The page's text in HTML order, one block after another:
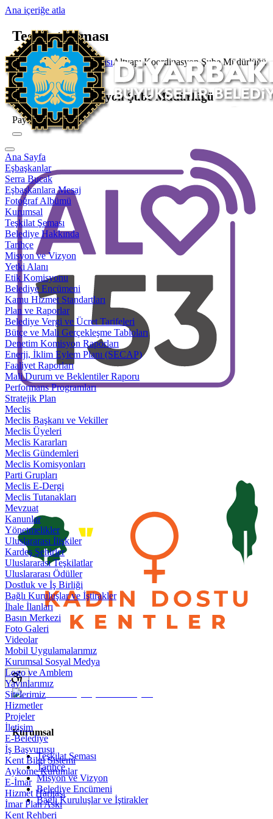
Ana içeriğe atla
Ana Sayfa
Eşbaşkanlar
Serra Bucak
Eşbaşkanlara Mesaj
Fotoğraf Albümü
Kurumsal
Teşkilat Şeması
Belediye Hakkında
Tarihçe
Misyon ve Vizyon
Yetki Alanı
Etik Komisyonu
Belediye Encümeni
Kamu Hizmet Standartları
Plan ve Raporlar
Belediye Vergi ve Ücret Tarifeleri
Bütçe ve Mali Gerçekleşme Tabloları
Denetim Komisyon Raporları
Enerji, İklim Eylem Planı (SECAP)
Faaliyet Raporları
Mali Durum ve Beklentiler Raporu
Performans Programları
Stratejik Plan
Meclis
Meclis Başkanı ve Vekiller
Meclis Üyeleri
Meclis Kararları
Meclis Gündemleri
Meclis Komisyonları
Parti Grupları
Meclis E-Dergi
Meclis Tutanakları
Mevzuat
Kanunlar
Yönetmelikler
Uluslararası İlişkiler
Kardeş Şehirler
Uluslararası Teşkilatlar
Uluslararası Ödüller
Dostluk ve İş Birliği
Bağlı Kuruluşlar ve İştirakler
İhale İlanları
Basın Merkezi
Foto Galeri
Videolar
Mobil Uygulamalarımız
Kurumsal Sosyal Medya
Logo ve Amblem
Yayınlarımız
Sitelerimiz
Hizmetler
Projeler
İletişim
E-Belediye
İş Başvurusu
Kent Bilgi Sistemi
Aykome Kurumlar
E-İmar
Hizmet Haritası
İmar Plan Askı
Kent Rehberi
Teşkilat Şeması
Ana SayfaTeşkilat ŞemasıAltyapı Koordinasyon Şube Müdürlüğü
Şube Müdürlüğü
Altyapı Koordinasyon Şube Müdürlüğü
Paylaş
Kurumsal
Teşkilat Şeması
Tarihçe
Misyon ve Vizyon
Belediye Encümeni
Bağlı Kuruluşlar ve İştirakler